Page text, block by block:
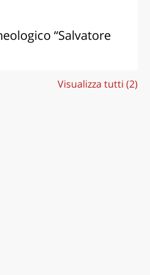
“Salvatore
Visualizza tutti (2)